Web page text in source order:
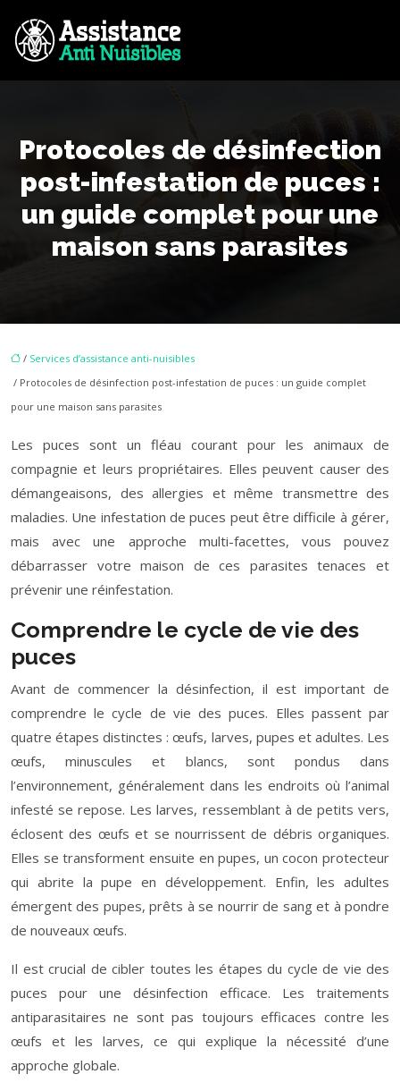
Protocoles de désinfection
post-infestation de puces :
un guide complet pour une
maison sans parasites
/ Services d’assistance anti-nuisibles
/ Protocoles de désinfection post-infestation de puces : un guide complet
pour une maison sans parasites
Les puces sont un fléau courant pour les animaux de
compagnie et leurs propriétaires. Elles peuvent causer des
démangeaisons, des allergies et même transmettre des
maladies. Une infestation de puces peut être difficile à gérer,
mais avec une approche multi-facettes, vous pouvez
débarrasser votre maison de ces parasites tenaces et
prévenir une réinfestation.
Comprendre le cycle de vie des
puces
Avant de commencer la désinfection, il est important de
comprendre le cycle de vie des puces. Elles passent par
quatre étapes distinctes : œufs, larves, pupes et adultes. Les
œufs, minuscules et blancs, sont pondus dans
l’environnement, généralement dans les endroits où l’animal
infesté se repose. Les larves, ressemblant à de petits vers,
éclosent des œufs et se nourrissent de débris organiques.
Elles se transforment ensuite en pupes, un cocon protecteur
qui abrite la pupe en développement. Enfin, les adultes
émergent des pupes, prêts à se nourrir de sang et à pondre
de nouveaux œufs.
Il est crucial de cibler toutes les étapes du cycle de vie des
puces pour une désinfection efficace. Les traitements
antiparasitaires ne sont pas toujours efficaces contre les
œufs et les larves, ce qui explique la nécessité d’une
approche globale.